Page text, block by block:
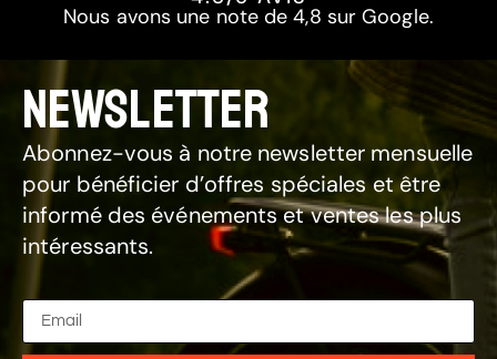
Nous avons une note de 4,8 sur Google.
NEWSLETTER
Abonnez-vous à notre newsletter mensuelle
pour bénéficier d’offres spéciales et être
informé des événements et ventes les plus
intéressants.